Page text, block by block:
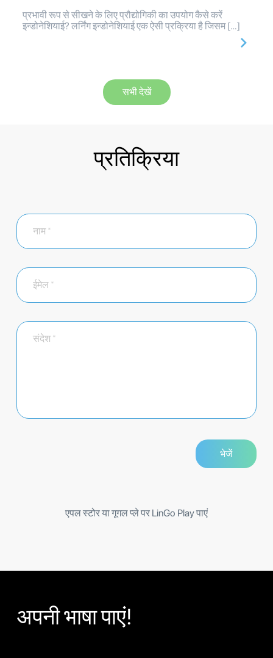
प्रभावी रूप से सीखने के लिए प्रौद्योगिकी का उपयोग कैसे करें
इन्डोनेशियाई? लर्निंग इन्डोनेशियाई एक ऐसी प्रक्रिया है जिसम […]
सभी देखें
प्रतिक्रिया
एपल स्टोर या गूगल प्ले पर LinGo Play पाएं
अपनी भाषा पाएं!